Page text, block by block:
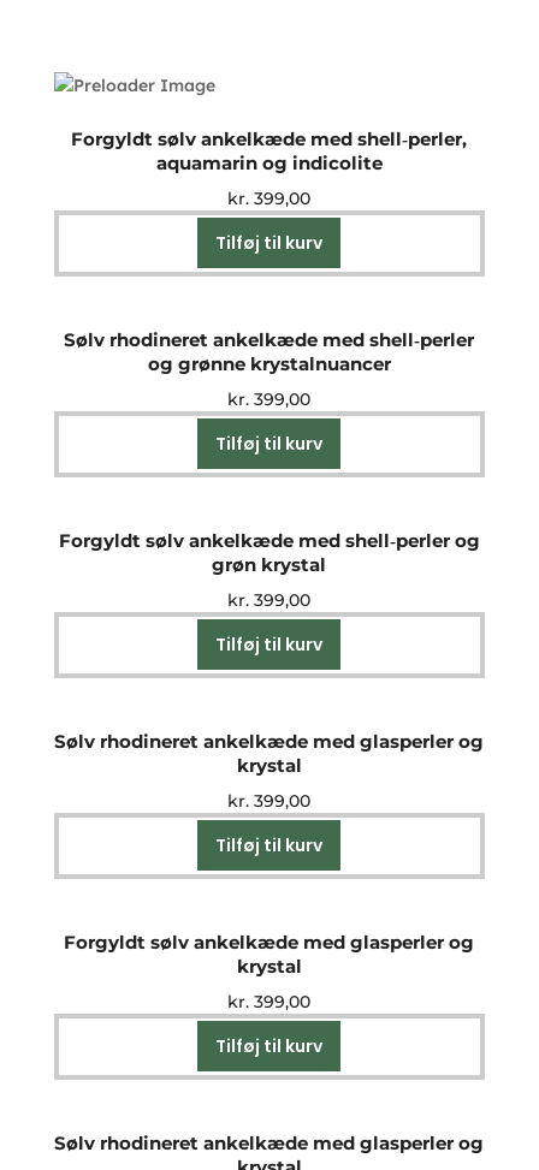
Forgyldt sølv ankelkæde med shell‑perler,
aquamarin og indicolite
kr. 399,00
Tilføj til kurv
Sølv rhodineret ankelkæde med shell‑perler
og grønne krystalnuancer
kr. 399,00
Tilføj til kurv
Forgyldt sølv ankelkæde med shell‑perler og
grøn krystal
kr. 399,00
Tilføj til kurv
Sølv rhodineret ankelkæde med glasperler og
krystal
kr. 399,00
Tilføj til kurv
Forgyldt sølv ankelkæde med glasperler og
krystal
kr. 399,00
Tilføj til kurv
Sølv rhodineret ankelkæde med glasperler og